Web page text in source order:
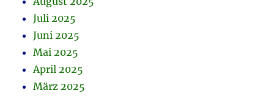
Juli 2025
Juni 2025
Mai 2025
April 2025
März 2025